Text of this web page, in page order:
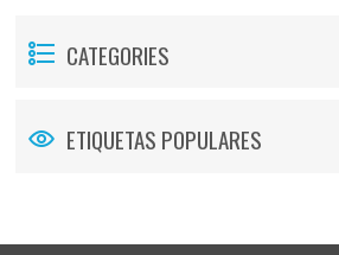
CATEGORIES
ETIQUETAS POPULARES